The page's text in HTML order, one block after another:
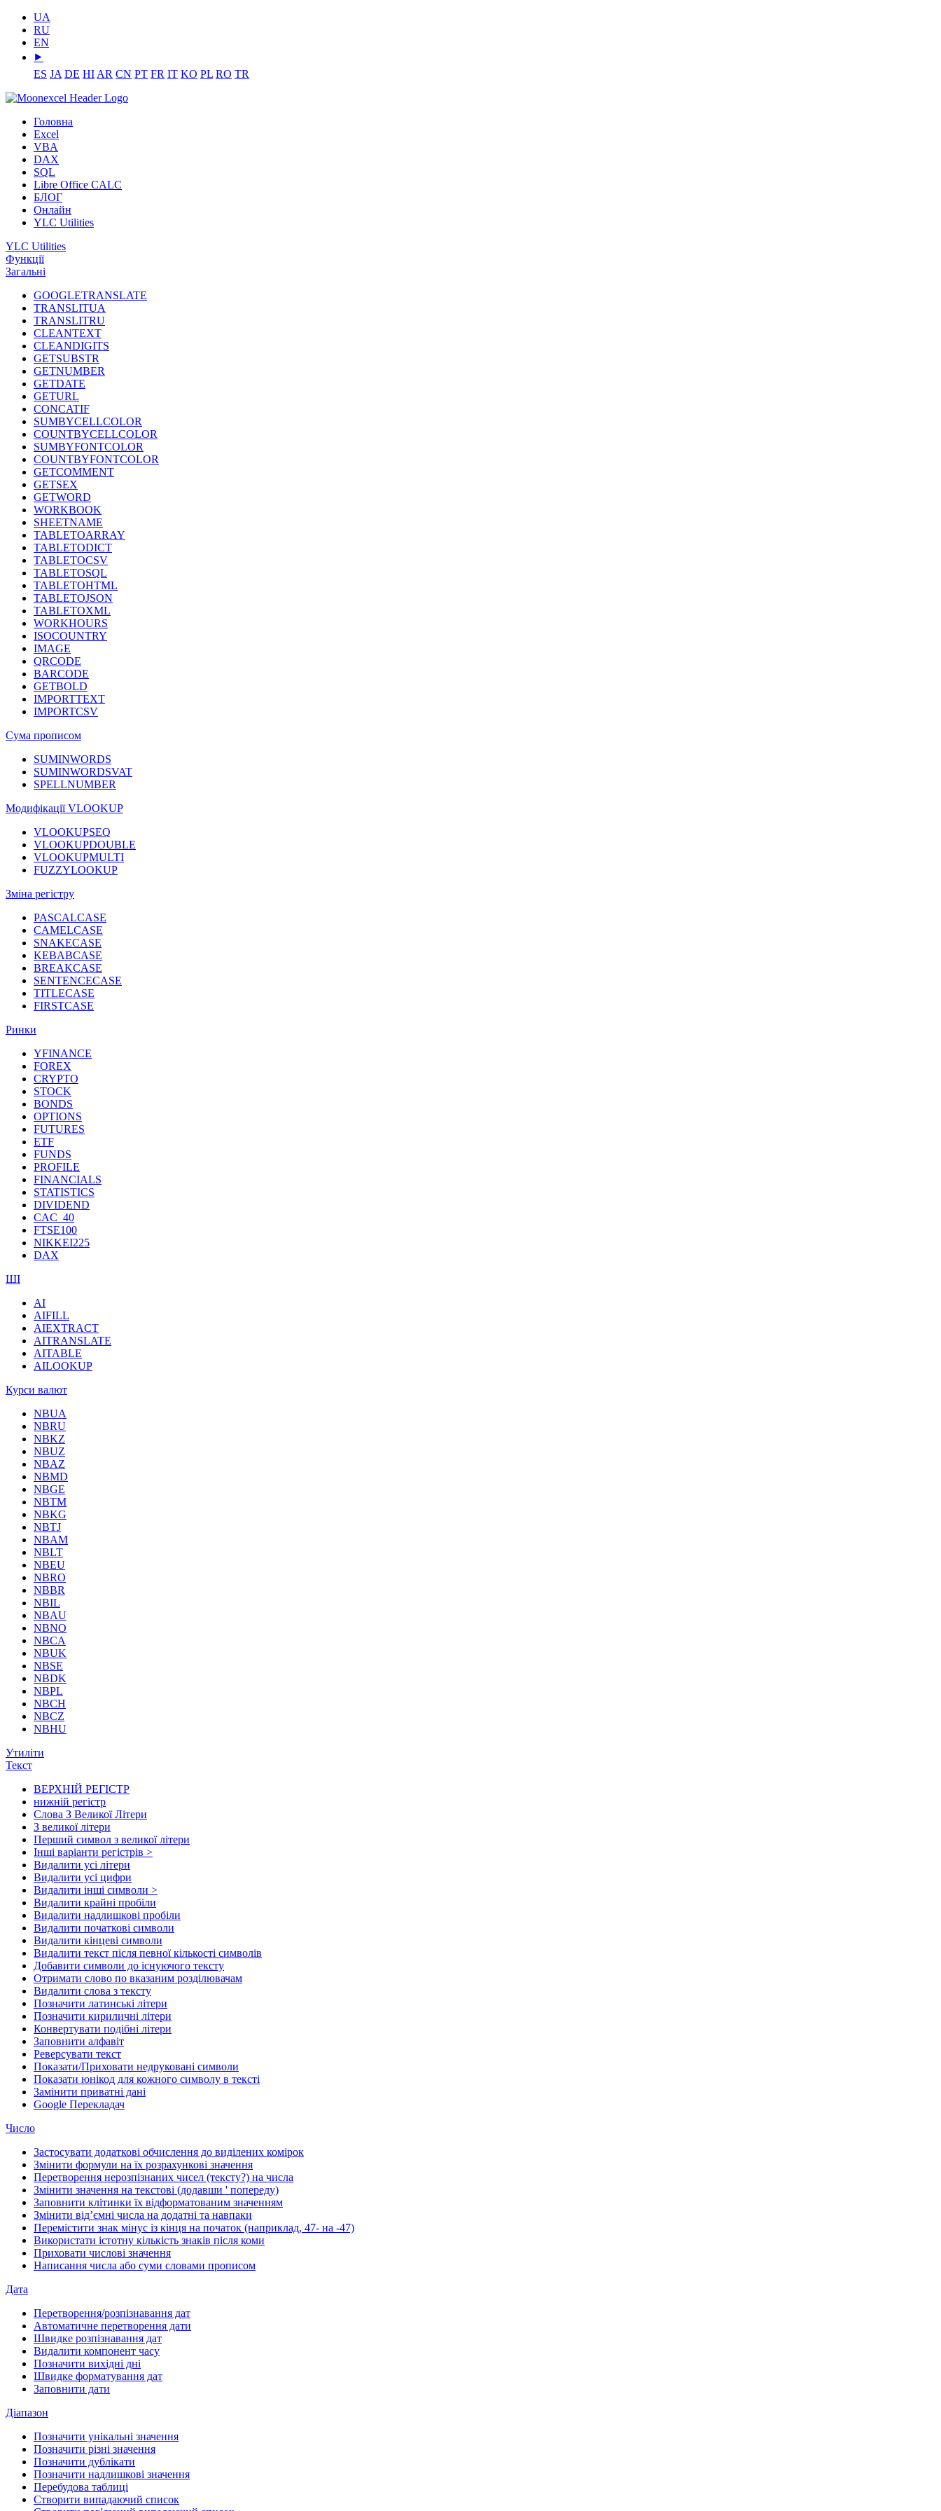
UA
RU
EN
⯈
ES JA DE HI AR CN PT FR IT KO PL RO TR
Головна
Excel
VBA
DAX
SQL
Libre Office CALC
БЛОГ
Онлайн
YLC Utilities
YLC Utilities
Функції
Загальні
GOOGLETRANSLATE
TRANSLITUA
TRANSLITRU
CLEANTEXT
CLEANDIGITS
GETSUBSTR
GETNUMBER
GETDATE
GETURL
CONCATIF
SUMBYCELLCOLOR
COUNTBYCELLCOLOR
SUMBYFONTCOLOR
COUNTBYFONTCOLOR
GETCOMMENT
GETSEX
GETWORD
WORKBOOK
SHEETNAME
TABLETOARRAY
TABLETODICT
TABLETOCSV
TABLETOSQL
TABLETOHTML
TABLETOJSON
TABLETOXML
WORKHOURS
ISOCOUNTRY
IMAGE
QRCODE
BARCODE
GETBOLD
IMPORTTEXT
IMPORTCSV
Сума прописом
SUMINWORDS
SUMINWORDSVAT
SPELLNUMBER
Модифікації VLOOKUP
VLOOKUPSEQ
VLOOKUPDOUBLE
VLOOKUPMULTI
FUZZYLOOKUP
Зміна регістру
PASCALCASE
CAMELCASE
SNAKECASE
KEBABCASE
BREAKCASE
SENTENCECASE
TITLECASE
FIRSTCASE
Ринки
YFINANCE
FOREX
CRYPTO
STOCK
BONDS
OPTIONS
FUTURES
ETF
FUNDS
PROFILE
FINANCIALS
STATISTICS
DIVIDEND
CAC_40
FTSE100
NIKKEI225
DAX
ШІ
AI
AIFILL
AIEXTRACT
AITRANSLATE
AITABLE
AILOOKUP
Курси валют
NBUA
NBRU
NBKZ
NBUZ
NBAZ
NBMD
NBGE
NBTM
NBKG
NBTJ
NBAM
NBLT
NBEU
NBRO
NBBR
NBIL
NBAU
NBNO
NBCA
NBUK
NBSE
NBDK
NBPL
NBCH
NBCZ
NBHU
Утиліти
Текст
ВЕРХНІЙ РЕГІСТР
нижній регістр
Слова З Великої Літери
З великої літери
Перший символ з великої літери
Інші варіанти регістрів >
Видалити усі літери
Видалити усі цифри
Видалити інші символи >
Видалити крайні пробіли
Видалити надлишкові пробіли
Видалити початкові символи
Видалити кінцеві символи
Видалити текст після певної кількості символів
Добавити символи до існуючого тексту
Отримати слово по вказаним розділювачам
Видалити слова з тексту
Позначити латинські літери
Позначити кириличні літери
Конвертувати подібні літери
Заповнити алфавіт
Реверсувати текст
Показати/Приховати недруковані символи
Показати юнікод для кожного символу в тексті
Замінити приватні дані
Google Перекладач
Число
Застосувати додаткові обчислення до виділених комірок
Змінити формули на їх розрахункові значення
Перетворення нерозпізнаних чисел (тексту?) на числа
Змінити значення на текстові (додавши ' попереду)
Заповнити клітинки їх відформатованим значенням
Змінити від’ємні числа на додатні та навпаки
Перемістити знак мінус із кінця на початок (наприклад, 47- на -47)
Використати істотну кількість знаків після коми
Приховати числові значення
Написання числа або суми словами прописом
Дата
Перетворення/розпізнавання дат
Автоматичне перетворення дати
Швидке розпізнавання дат
Видалити компонент часу
Позначити вихідні дні
Швидке форматування дат
Заповнити дати
Діапазон
Позначити унікальні значення
Позначити різні значення
Позначити дублікати
Позначити надлишкові значення
Перебудова таблиці
Створити випадаючий список